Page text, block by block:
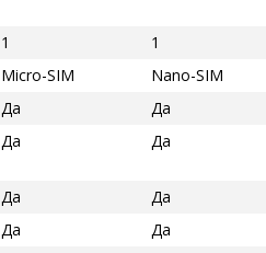
1
1
Micro-SIM
Nano-SIM
Да
Да
Да Да
Да
Да
Да
Да